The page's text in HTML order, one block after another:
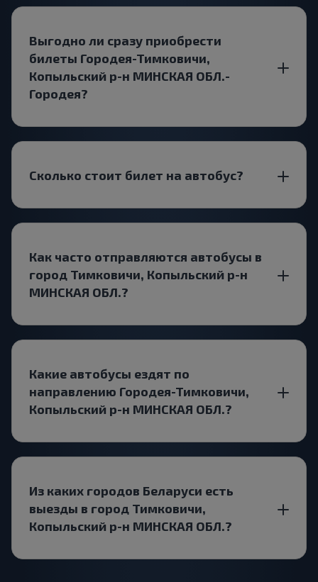
Выгодно ли сразу приобрести
билеты Городея-Тимковичи,
Копыльский р-н МИНСКАЯ ОБЛ.-
Городея?
Сколько стоит билет на автобус?
Как часто отправляются автобусы в
город Тимковичи, Копыльский р-н
МИНСКАЯ ОБЛ.?
Какие автобусы ездят по
направлению Городея-Тимковичи,
Копыльский р-н МИНСКАЯ ОБЛ.?
Из каких городов Беларуси есть
выезды в город Тимковичи,
Копыльский р-н МИНСКАЯ ОБЛ.?